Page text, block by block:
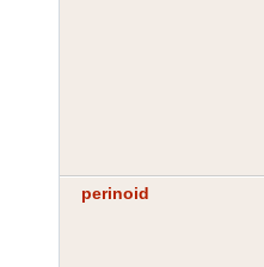
perinoid